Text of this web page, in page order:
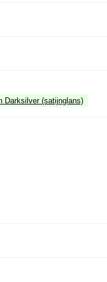
Darksilver (satijnglans)